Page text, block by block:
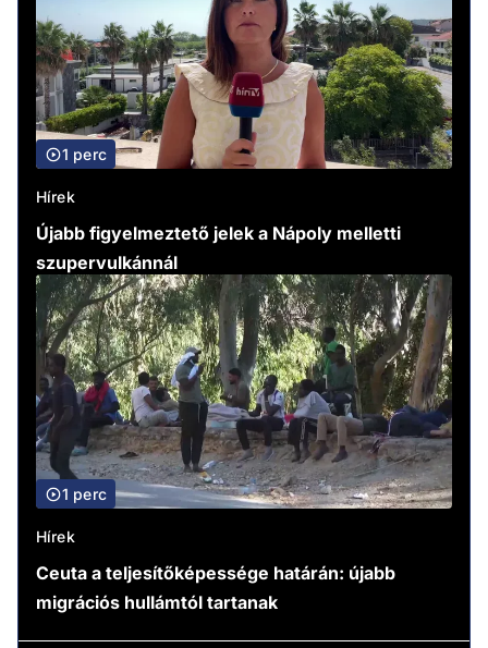
1 perc
Hírek
Újabb figyelmeztető jelek a Nápoly melletti
szupervulkánnál
1 perc
Hírek
Ceuta a teljesítőképessége határán: újabb
migrációs hullámtól tartanak